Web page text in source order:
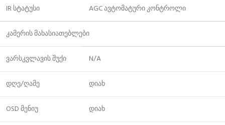
IR სტატუსი AGC ავტომატური კონტროლი
კამერის მახასიათებლები
ვარსკვლავის შუქი N/A
დღე/ღამე დიახ
OSD მენიუ დიახ